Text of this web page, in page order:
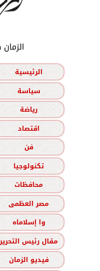
الرئيسية
سياسة
رياضة
اقتصاد
فن
تكنولوجيا
محافظات
مصر العظمى
وا إسلاماه
مقال رئيس التحرير
فيديو الزمان